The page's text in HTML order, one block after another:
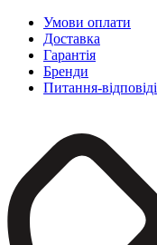
Умови оплати
Доставка
Гарантія
Бренди
Питання-відповіді